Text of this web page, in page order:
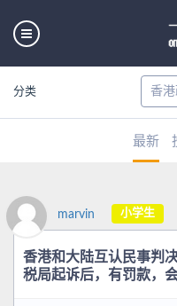
分类
最新
marvin 小学生
香港和大陆互认民事判
税局起诉后，有罚款，